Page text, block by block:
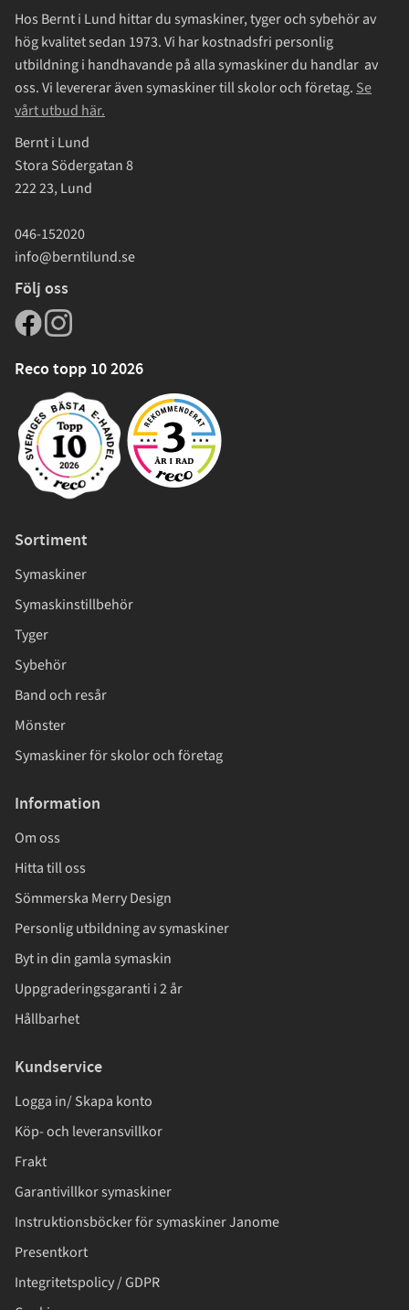
Hos Bernt i Lund hittar du symaskiner, tyger och sybehör av
hög kvalitet sedan 1973. Vi har kostnadsfri personlig
utbildning i handhavande på alla symaskiner du handlar av
oss. Vi levererar även symaskiner till skolor och företag. Se
vårt utbud här.
Bernt i Lund
Stora Södergatan 8
222 23, Lund
046-152020
info@berntilund.se
Följ oss
Reco topp 10 2026
Sortiment
Symaskiner
Symaskinstillbehör
Tyger
Sybehör
Band och resår
Mönster
Symaskiner för skolor och företag
Information
Om oss
Hitta till oss
Sömmerska Merry Design
Personlig utbildning av symaskiner
Byt in din gamla symaskin
Uppgraderingsgaranti i 2 år
Hållbarhet
Kundservice
Logga in/ Skapa konto
Köp- och leveransvillkor
Frakt
Garantivillkor symaskiner
Instruktionsböcker för symaskiner Janome
Presentkort
Integritetspolicy / GDPR